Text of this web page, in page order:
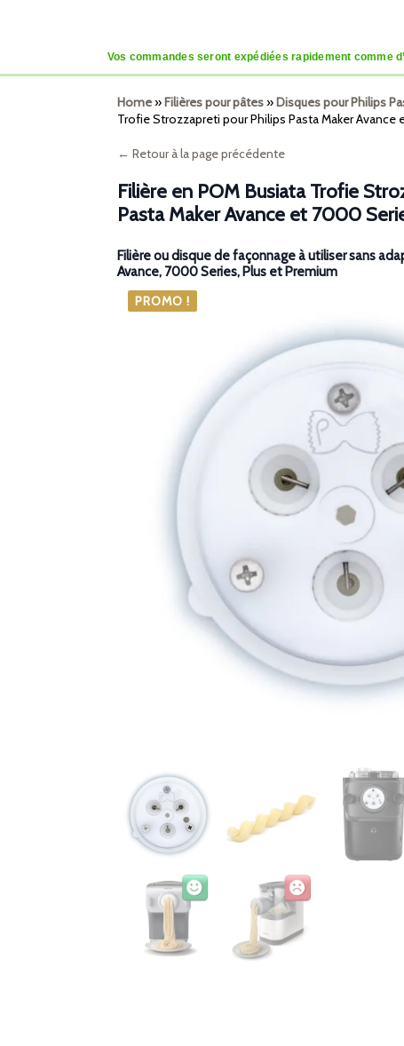
Vos commandes seront expédiées rapidement comme
Home»Filières pour pâtes»Disques pour Philips
Trofie Strozzapreti pour Philips Pasta Maker
← Retour à la page précédente
Filière en POM Busiata Trofie
Pasta Maker Avance et 7000
Filière ou disque de façonnage à utiliser sans
Avance, 7000 Series, Plus et Premium
PROMO !